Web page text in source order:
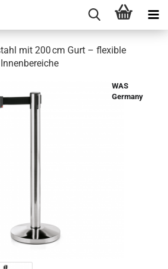
mit 200 cm Gurt – flexible
WAS
Germany